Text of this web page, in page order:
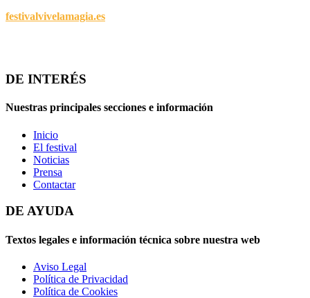
festivalvivelamagia.es
DE INTERÉS
Nuestras principales secciones e información
Inicio
El festival
Noticias
Prensa
Contactar
DE AYUDA
Textos legales e información técnica sobre nuestra web
Aviso Legal
Política de Privacidad
Política de Cookies